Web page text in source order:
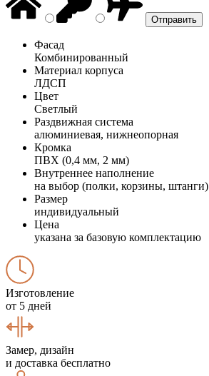
Фасад
Комбинированный
Материал корпуса
ЛДСП
Цвет
Светлый
Раздвижная система
алюминиевая, нижнеопорная
Кромка
ПВХ (0,4 мм, 2 мм)
Внутреннее наполнение
на выбор (полки, корзины, штанги)
Размер
индивидуальный
Цена
указана за базовую комплектацию
Изготовление
от 5 дней
Замер, дизайн
и доставка бесплатно